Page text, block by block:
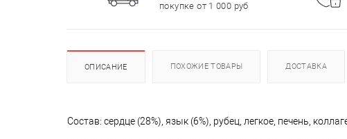
покупке от 1 000 руб
ОПИСАНИЕ ПОХОЖИЕ ТОВАРЫ ДОСТАВКА
Состав: сердце (28%), язык (6%), рубец, легкое, печень,